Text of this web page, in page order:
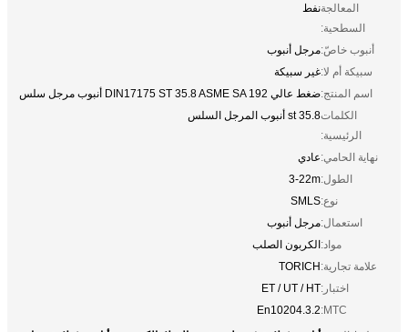
المعالجة
السطحية:
نفط
أنبوب خاصّ:مرجل أنبوب
سبيكة أم لا:غير سبيكة
اسم المنتج:ضغط عالي DIN17175 ST 35.8 ASME SA 192 أنبوب مرجل سلس
الكلمات
الرئيسية:
st 35.8 أنبوب المرجل السلس
نهاية الحامي:عادي
الطول:3-22m
نوع:SMLS
استعمال:مرجل أنبوب
مواد:الكربون الصلب
علامة تجارية:TORICH
اختبار:ET / UT / HT
MTC:
En10204.3.2